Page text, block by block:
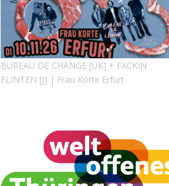
BUREAU DE CHANGE [UK] + FXCKIN
FLINTEN [J] | Frau Korte Erfurt